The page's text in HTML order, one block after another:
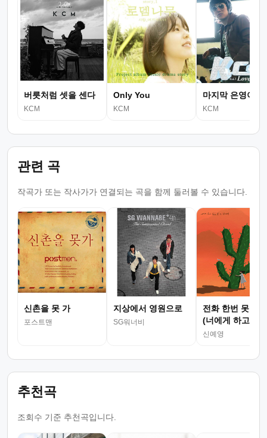
버릇처럼 셋을 센다
KCM
Only You
KCM
마지막 은영이에
KCM
관련 곡
작곡가 또는 작사가가 연결되는 곡을 함께 둘러볼 수 있습니다.
신촌을 못 가
포스트맨
지상에서 영원으로
SG워너비
전화 한번 못 하
(너에게 하고 싶
말)
신예영
추천곡
조회수 기준 추천곡입니다.